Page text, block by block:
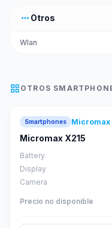
more_horiz Otros
Wlan
grid_view OTROS
Smartphones Micromax
Micromax X215
Battery
Display
Camera
Precio no disponible